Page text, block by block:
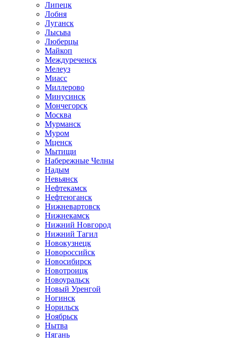
Липецк
Лобня
Луганск
Лысьва
Люберцы
Майкоп
Междуреченск
Мелеуз
Миасс
Миллерово
Минусинск
Мончегорск
Москва
Мурманск
Муром
Мценск
Мытищи
Набережные Челны
Надым
Невьянск
Нефтекамск
Нефтеюганск
Нижневартовск
Нижнекамск
Нижний Новгород
Нижний Тагил
Новокузнецк
Новороссийск
Новосибирск
Новотроицк
Новоуральск
Новый Уренгой
Ногинск
Норильск
Ноябрьск
Нытва
Нягань